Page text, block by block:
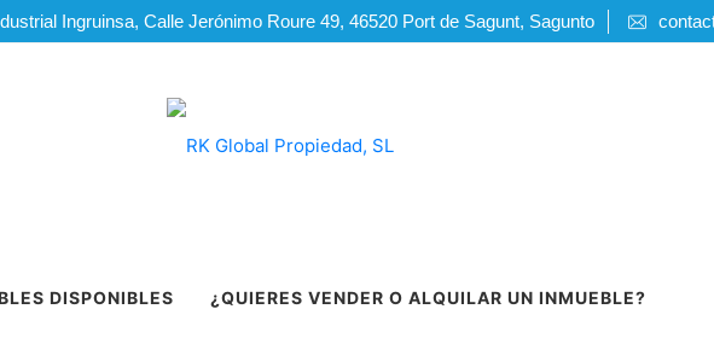
Ingruinsa, Calle Jerónimo Roure 49, 46520 Port de Sagunt, Sagunto
DISPONIBLES ¿QUIERES VENDER O ALQUILAR UN INMUEBLE?